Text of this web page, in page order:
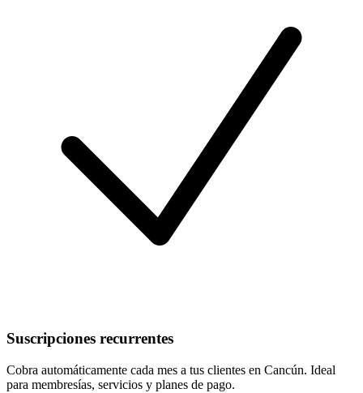
Suscripciones recurrentes
Cobra automáticamente cada mes a tus clientes en Cancún. Ideal
para membresías, servicios y planes de pago.